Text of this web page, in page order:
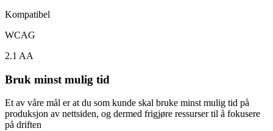
Kompatibel
WCAG
2.1 AA
Bruk minst mulig tid
Et av våre mål er at du som kunde skal bruke minst mulig tid på
produksjon av nettsiden, og dermed frigjøre ressurser til å fokusere
på driften